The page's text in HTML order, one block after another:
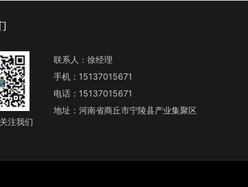
注我们
联系人：徐经理
手机：15137015671
电话：15137015671
地址：河南省商丘市宁陵县产业集聚区